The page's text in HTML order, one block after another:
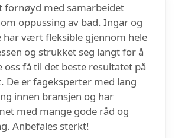
fornøyd med samarbeidet
oppussing av bad. Ingar og
har vært fleksible gjennom hele
og strukket seg langt for å
oss få til det beste resultatet på
De er fageksperter med lang
innen bransjen og har
med mange gode råd og
Anbefales sterkt!